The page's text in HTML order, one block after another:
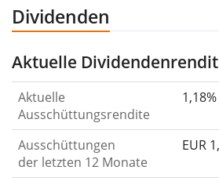
Dividenden
Aktuelle
Aktuelle
Ausschüttungsrendite
1,18%
Ausschüttungen
der letzten 12 Monate
EUR